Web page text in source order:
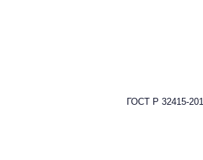
ГОСТ Р 32415-